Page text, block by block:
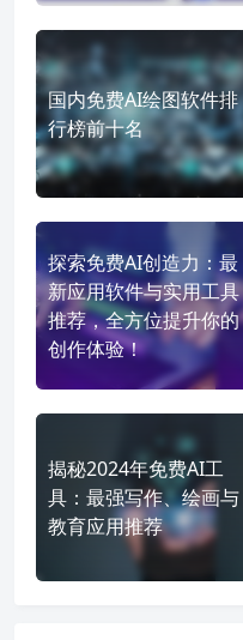
国内免费AI绘图软件排
行榜前十名
探索免费AI创造力：最
新应用软件与实用工具
推荐，全方位提升你的
创作体验！
揭秘2024年免费AI工
具：最强写作、绘画与
教育应用推荐